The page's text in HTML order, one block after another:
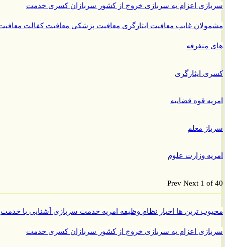
اعزام به سربازیخروج از کشور سربازانکسری خدمت
غایبمعافیت ایثارگریمعافیت پزشکیمعافیت کفالتمعافیت
متفرقه
ایثارگری
قوه قضاییه
معلم
وزارت علوم
PrevNext 1
ترین هااخبار نظام وظیفهامریهخدمت سربازیآشنایی با خدمت
اعزام به سربازیخروج از کشور سربازانکسری خدمت